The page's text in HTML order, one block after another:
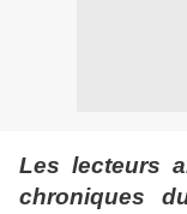
Les lecteurs
chroniques